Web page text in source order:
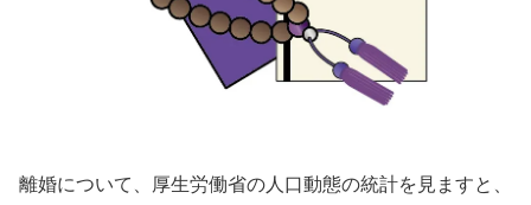
離婚について、厚生労働省の人口動態の統計を見ますと、